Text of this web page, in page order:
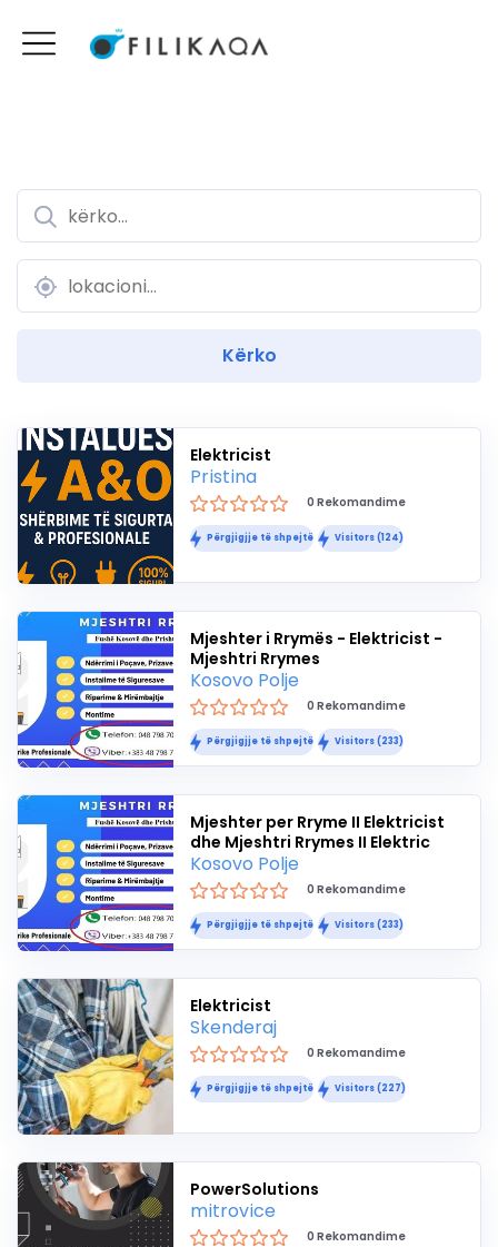
Elektricist
Pristina
0 Rekomandime
Përgjigjje të shpejtë Visitors (124)
Mjeshter i Rrymës - Elektricist -
Mjeshtri Rrymes
Kosovo Polje
0 Rekomandime
Përgjigjje të shpejtë Visitors (233)
Mjeshter per Rryme II Elektricist
dhe Mjeshtri Rrymes II Elektric
Kosovo Polje
0 Rekomandime
Përgjigjje të shpejtë Visitors (233)
Elektricist
Skenderaj
0 Rekomandime
Përgjigjje të shpejtë Visitors (227)
PowerSolutions
mitrovice
0 Rekomandime